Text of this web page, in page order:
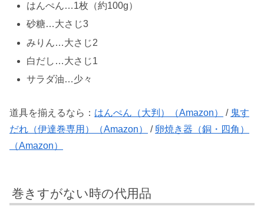
はんぺん…1枚（約100g）
砂糖…大さじ3
みりん…大さじ2
白だし…大さじ1
サラダ油…少々
道具を揃えるなら： はんぺん（大判）（Amazon） / 鬼す
だれ（伊達巻専用）（Amazon）
/ 卵焼き器（銅・四角）
（Amazon）
巻きすがない時の代用品